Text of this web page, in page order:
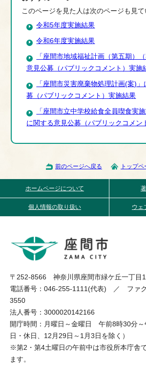
このページを見た人は次のページも見て
令和5年度実施結果
令和6年度実施結果
「座間市地域福祉計画（第五期）
意見公募（パブリックコメント）実施
「座間市災害廃棄物処理計画(案)
募（パブリックコメント）実施結果
「座間市立中学校給食全員喫食実
に関する意見公募（パブリックコメン
前のページへ戻る トップ
ホームページについて
個人情報の取り扱い ウェ
〒252-8566 神奈川県座間市緑ケ丘一丁目
電話番号：046-255-1111(代表) ／ ファ
3550
法人番号：3000020142166
開庁時間：月曜日～金曜日 午前8時30分～
日・休日、12月29日～1月3日を除く）
※第2・第4土曜日の午前中は市役所本庁舎
ます。